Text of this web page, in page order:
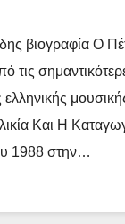
βιογραφία Ο
τις
Και Η
1988 στην…